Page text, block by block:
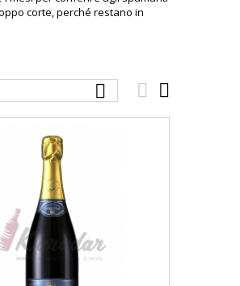
corte, perché restano in
  